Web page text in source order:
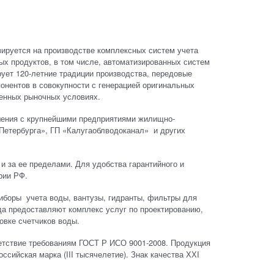
на производстве комплексных систем учета
продуктов, в том числе, автоматизированных систем
120-летние традиции производства, передовые
в совокупности с генерацией оригинальных
рыночных условиях.
с крупнейшими предприятиями жилищно-
ГП «Калугаоблводоканал» и других
за ее пределами. Для удобства гарантийного и
РФ.
учета воды, вантузы, гидранты, фильтры для
предоставляют комплекс услуг по проектированию,
счетчиков воды.
требованиям ГОСТ Р ИСО 9001-2008. Продукция
марка (III тысячелетие). Знак качества ХХI